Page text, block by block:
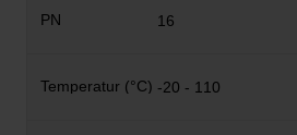
16
-20 - 110